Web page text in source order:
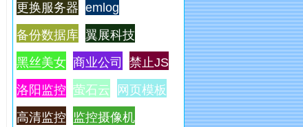
更换服务器 emlog
备份数据库 翼展科技
黑丝美女 商业公司
禁止JS
洛阳监控 萤石云
网页模板
高清监控
监控摄像机